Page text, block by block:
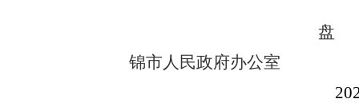
盘
锦市人民政府办公室